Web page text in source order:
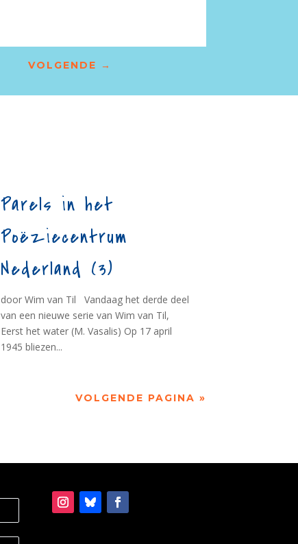
VOLGENDE →
Parels in het
Poëziecentrum
Nederland (3)
door Wim van Til Vandaag het derde deel
van een nieuwe serie van Wim van Til,
Eerst het water (M. Vasalis) Op 17 april
1945 bliezen...
VOLGENDE PAGINA »